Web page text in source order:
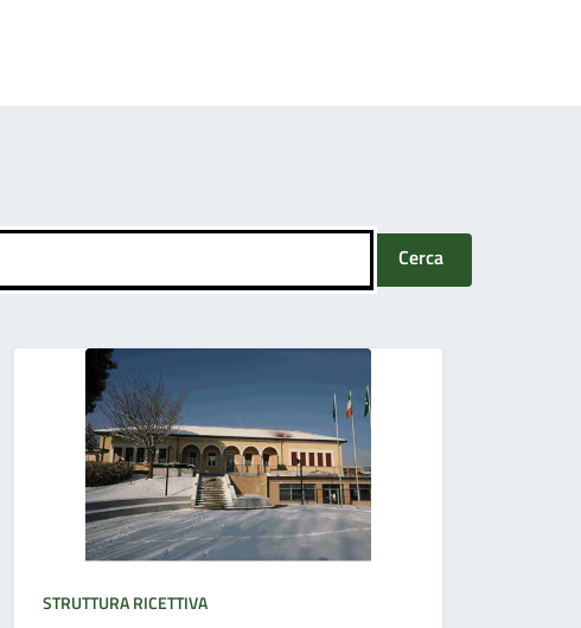
Cerca
STRUTTURA RICETTIVA